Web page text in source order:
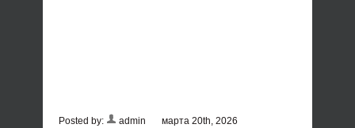
Posted by: admin марта 20th, 2026